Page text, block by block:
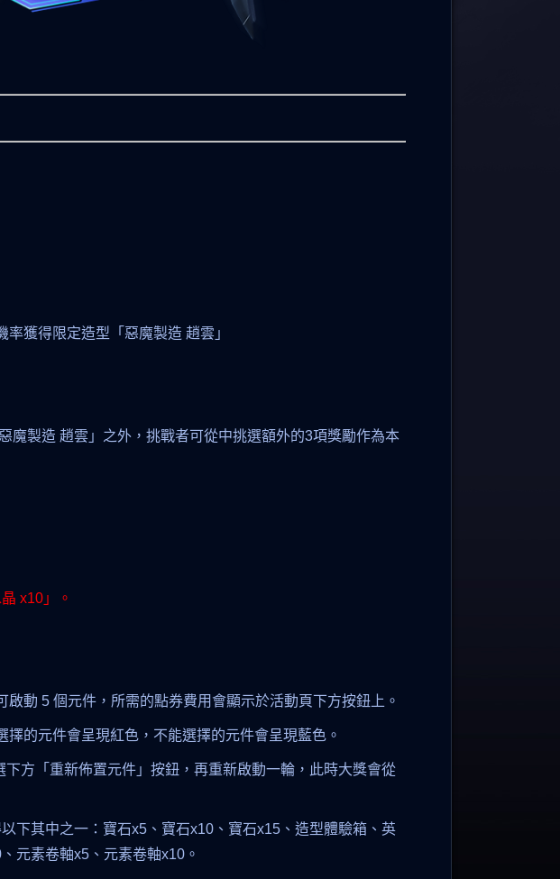
獲得限定造型「惡魔製造 趙雲」
魔製造 趙雲」之外，挑戰者可從中挑選額外的3項獎勵作為本
x10」。
動 5 個元件，所需的點券費用會顯示於活動頁下方按鈕上。
的元件會呈現紅色，不能選擇的元件會呈現藍色。
方「重新佈置元件」按鈕，再重新啟動一輪，此時大獎會從
下其中之一：寶石x5、寶石x10、寶石x15、造型體驗箱、英
元素卷軸x5、元素卷軸x10。